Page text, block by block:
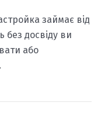
займає від
без досвіду ви
або